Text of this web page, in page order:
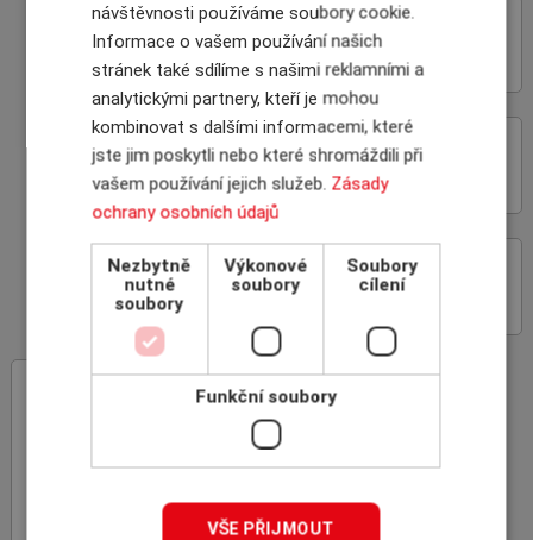
VÝHODY SPOLUPRÁCE
S INSCOM
ON-LINE ROZHRANÍ
POJIŠŤOVEN
PROČ POJIŠŤOVAT
POHLEDÁVKY
– specialista na pojištění
rodinná firma, 100% český kapitál,
zkušenosti z mezinárodní sítě
nezávislost, nejvýhodnější nabídka,
návštěvnosti používáme soubory cookie.
Informace o vašem používání našich
stránek také sdílíme s našimi reklamními a
analytickými partnery, kteří je mohou
kombinovat s dalšími informacemi, které
jste jim poskytli nebo které shromáždili při
vašem používání jejich služeb. Zásady
ochrany osobních údajů
Nezbytně
nutné
soubory
Výkonové
soubory
Soubory
cílení
Funkční soubory
VŠE PŘIJMOUT